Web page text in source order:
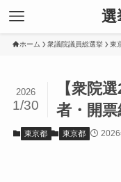
選
ホーム 衆議院議員総選挙 東
【衆院
者・開票
2026
1/30
東京都 東京都 2026